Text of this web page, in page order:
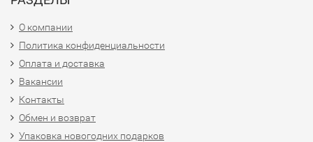
О компании
Политика конфиденциальности
Оплата и доставка
Вакансии
Контакты
Обмен и возврат
Упаковка новогодних подарков